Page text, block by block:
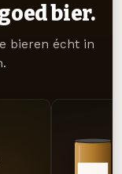
bier.
bieren écht in